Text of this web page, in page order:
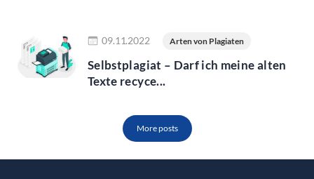
09.11.2022 Arten von Plagiaten
Selbstplagiat – Darf ich meine alten
Texte recyce...
More posts